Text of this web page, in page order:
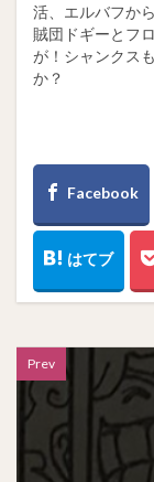
活、エルバフか
賊団ドギーとフ
が！シャンクス
か？
Prev